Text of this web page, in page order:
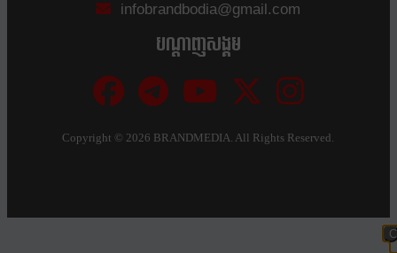
infobrandbodia@gmail.com
បណ្ដាញសង្គម
Copyright ©2026 BRANDMEDIA. All Rights Reserved.